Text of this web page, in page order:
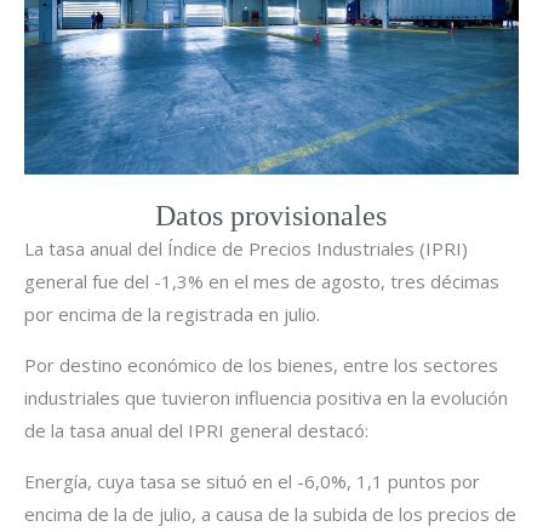
Datos provisionales
La tasa anual del Índice de Precios Industriales (IPRI)
general fue del -1,3% en el mes de agosto, tres décimas
por encima de la registrada en julio.
Por destino económico de los bienes, entre los sectores
industriales que tuvieron influencia positiva en la evolución
de la tasa anual del IPRI general destacó:
Energía, cuya tasa se situó en el -6,0%, 1,1 puntos por
encima de la de julio, a causa de la subida de los precios de